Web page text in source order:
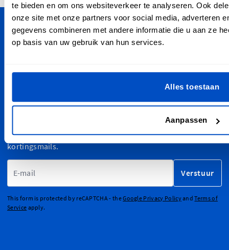
te bieden en om ons websiteverkeer te analyseren. Ook
onze site met onze partners voor social media, adverteren
gegevens combineren met andere informatie die u aan ze
op basis van uw gebruik van hun services.
Alles toestaan
Aanpassen
Personaliseer je creaties
Meld je aan voor onze nieuwsbrief, marketing- en
kortingsmails.
Verstuur
This form is protected by reCAPTCHA - theGoogle Privacy PolicyandTerms of
Service apply.